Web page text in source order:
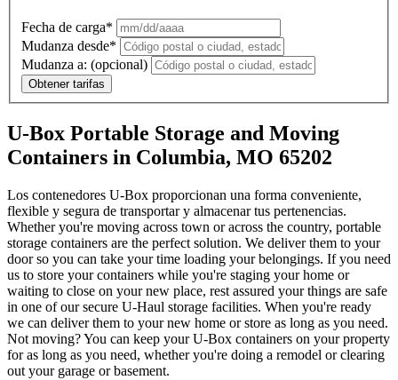
Fecha de carga*
Mudanza desde*
Mudanza a: (opcional)
Obtener tarifas
U-Box Portable Storage and Moving
Containers in Columbia, MO 65202
Los contenedores U-Box proporcionan una forma conveniente,
flexible y segura de transportar y almacenar tus pertenencias.
Whether you're moving across town or across the country, portable
storage containers are the perfect solution. We deliver them to your
door so you can take your time loading your belongings. If you need
us to store your containers while you're staging your home or
waiting to close on your new place, rest assured your things are safe
in one of our secure U-Haul storage facilities. When you're ready
we can deliver them to your new home or store as long as you need.
Not moving? You can keep yourU-Box containers on your property
for as long as you need, whether you're doing a remodel or clearing
out your garage or basement.